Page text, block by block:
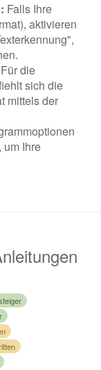
Falls Ihre
aktivieren
Für die
sich die
mittels der
um Ihre